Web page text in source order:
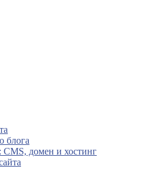
блога
CMS, домен и хостинг